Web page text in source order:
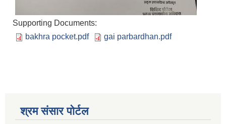
Supporting Documents:
bakhra pocket.pdf
gai parbardhan.pdf
श्रम संसार पोर्टल